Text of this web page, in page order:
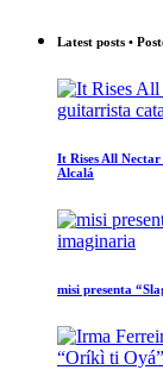
Latest posts •
It Rises All
Alcalá
misi presenta